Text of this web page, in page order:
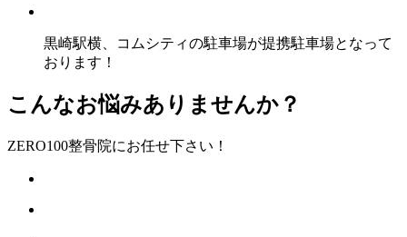
黒崎駅横、コムシティの駐車場が提携駐車場となって
おります！
こんなお悩みありませんか？
ZERO100整骨院にお任せ下さい！